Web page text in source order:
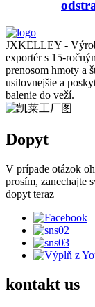
JXKELLEY -
exportér s 15-
prenosom hmoty a
usilovnejšie a
balenie do veží.
Dopyt
V prípade otázok
prosím, zanechajte
dopyt teraz
kontakt us